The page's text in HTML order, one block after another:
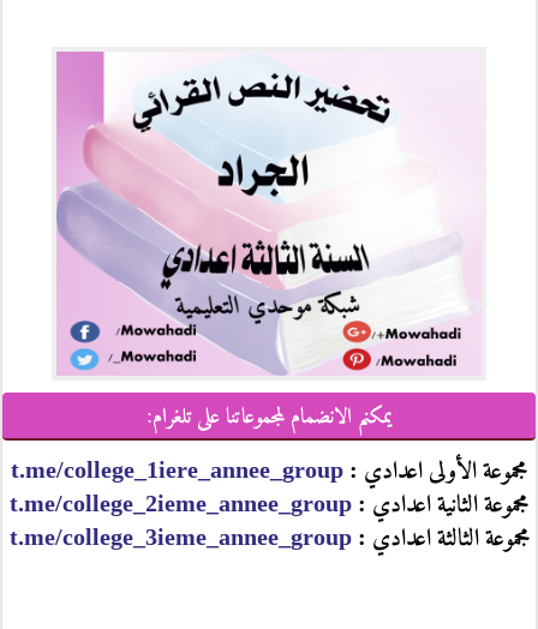
يمكنم الانضمام لمجموعاتنا على تلغرام:
مجموعة الأولى اعدادي : t.me/college_1iere_annee_group
مجموعة الثانية اعدادي : t.me/college_2ieme_annee_group
مجموعة الثالثة اعدادي :t.me/college_3ieme_annee_group